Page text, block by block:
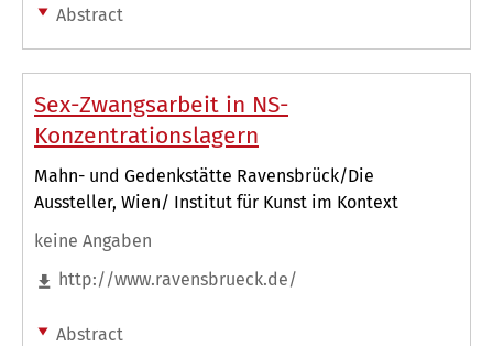
Abstract
Sex-Zwangsarbeit in NS-
Konzentrationslagern
Mahn- und Gedenkstätte Ravensbrück/Die
Aussteller, Wien/ Institut für Kunst im Kontext
keine Angaben
http://www.ravensbrueck.de/
Abstract